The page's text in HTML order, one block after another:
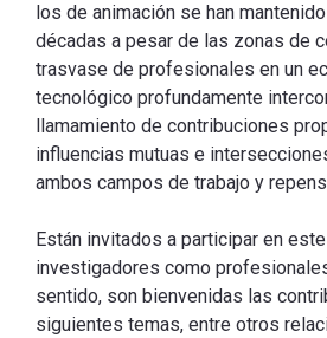
los de animación se han
décadas a pesar de las zonas de
trasvase de profesionales en un
tecnológico profundamente
llamamiento de contribuciones
influencias mutuas e
ambos campos de trabajo y
Están invitados a participar en
investigadores como
sentido, son bienvenidas las
siguientes temas, entre otros